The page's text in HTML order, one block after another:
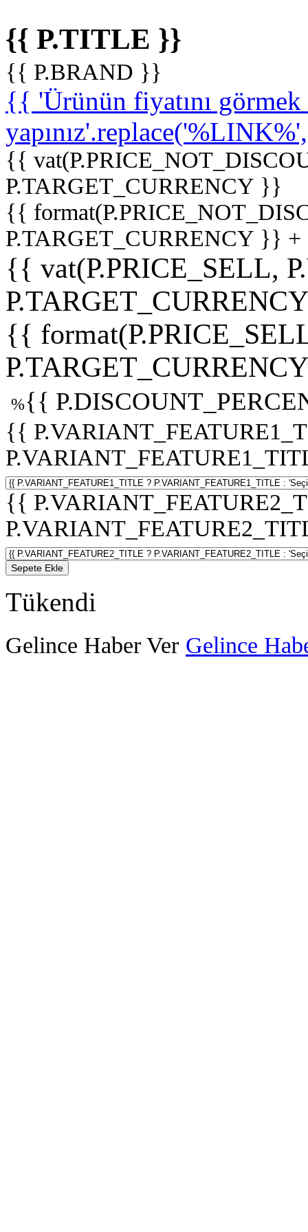
{{ P.TITLE }}
{{ P.BRAND }}
{{ 'Ürünün fiyatını
{{
P.TARGET_CURRENCY }}
{{
P.TARGET_CURRENCY }}
{{ vat(P.PRICE_SELL,
{{
%{{
{{
{{
Sepete Ekle
Tükendi
Gelince Haber Ver Gelince